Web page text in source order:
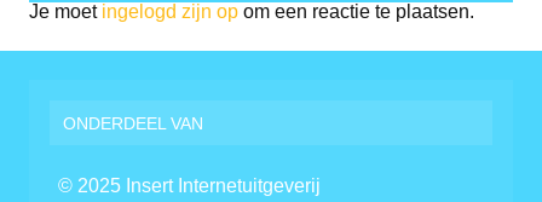
Je moet ingelogd zijn op om een reactie te plaatsen.
ONDERDEEL VAN
© 2025 Insert Internetuitgeverij